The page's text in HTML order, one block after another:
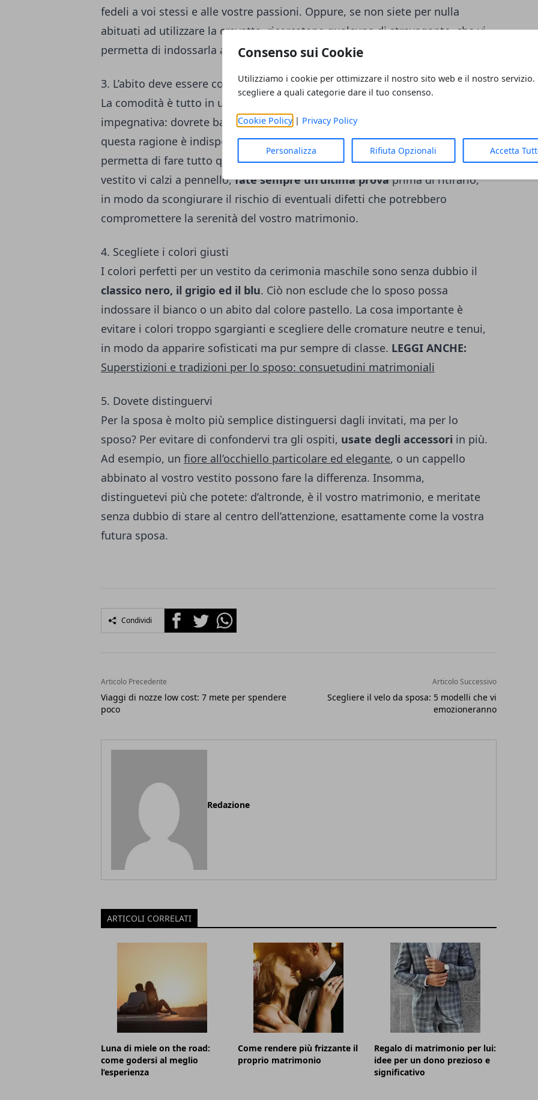
Consenso sui Cookie
Utilizziamo i cookie per ottimizzare il nostro sito web e il nostro servizio.
scegliere a quali categorie dare il tuo consenso.
Cookie Policy| Privacy Policy
Personalizza Rifiuta Opzionali Accetta
fedeli a voi stessi e alle vostre passioni. Oppure, se non siete per nulla
abituati ad utilizzare la cravatta, ricercatene qualcuna di stravagante, che vi
permetta di indossarla anche con un po’ di ironia.
3. L’abito deve essere comodo
La comodità è tutto in un matrimonio. La giornata che vi attende sarà
impegnativa: dovrete ballare, coinvolgere i vostri invitati, intrattenere… Per
questa ragione è indispensabileindossare un abito comodoche vi
permetta di fare tutto questo con facilità. Per essere sicuri che il vostro
vestito vi calzi a pennello,fate sempre un’ultima provaprima di ritirarlo,
in modo da scongiurare il rischio di eventuali difetti che potrebbero
compromettere la serenità del vostro matrimonio.
4. Scegliete i colori giusti
I colori perfetti per un vestito da cerimonia maschile sono senza dubbio il
classico nero, il grigio ed il blu. Ciò non esclude che lo sposo possa
indossare il bianco o un abito dal colore pastello. La cosa importante è
evitare i colori troppo sgargianti e scegliere delle cromature neutre e tenui,
in modo da apparire sofisticati ma pur sempre di classe. LEGGI ANCHE:
Superstizioni e tradizioni per lo sposo: consuetudini matrimoniali
5. Dovete distinguervi
Per la sposa è molto più semplice distinguersi dagli invitati, ma per lo
sposo? Per evitare di confondervi tra gli ospiti, usate degli accessori in più.
Ad esempio, un fiore all’occhiello particolare ed elegante, o un cappello
abbinato al vostro vestito possono fare la differenza. Insomma,
distinguetevi più che potete: d’altronde, è il vostro matrimonio, e meritate
senza dubbio di stare al centro dell’attenzione, esattamente come la vostra
futura sposa.
Condividi FacebookTwitterWhatsapp
Articolo Precedente
Viaggi di nozze low cost: 7 mete per spendere
poco
Articolo Successivo
Scegliere il velo da sposa: 5 modelli che vi
emozioneranno
Redazione
ARTICOLI CORRELATI
Luna di miele on the road:
come godersi al meglio
l’esperienza
Come rendere più frizzante il
proprio matrimonio
Regalo di matrimonio per lui:
idee per un dono prezioso e
significativo